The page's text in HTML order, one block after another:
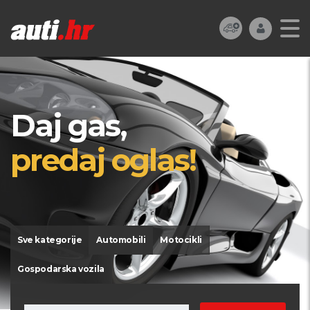
Daj gas,
predaj oglas!
Sve kategorije Automobili Motocikli
Gospodarska vozila